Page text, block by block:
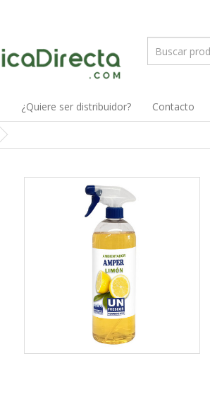
¿Quiere ser distribuidor? Contacto